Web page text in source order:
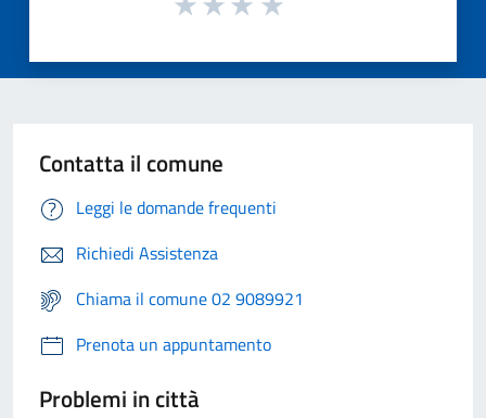
Contatta il comune
Leggi le domande frequenti
Richiedi Assistenza
Chiama il comune 02 9089921
Prenota un appuntamento
Problemi in città